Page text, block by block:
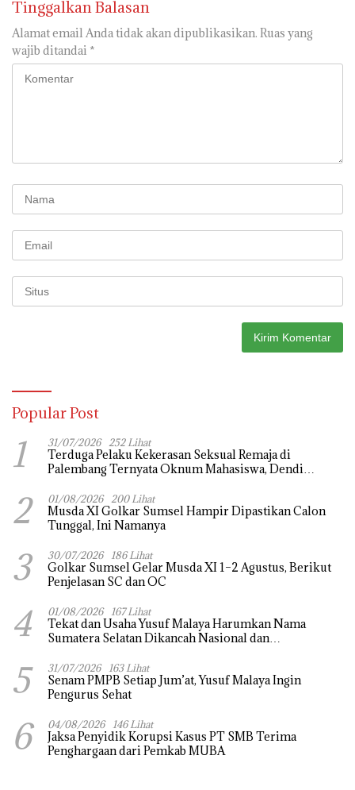
Tinggalkan Balasan
Alamat email Anda tidak akan dipublikasikan. Ruas yang
wajib ditandai *
Popular Post
1 31/07/2026 252 Lihat
Terduga Pelaku Kekerasan Seksual Remaja di
Palembang Ternyata Oknum Mahasiswa, Dendi
2 01/08/2026 200 Lihat
Musda XI Golkar Sumsel Hampir Dipastikan Calon
Tunggal, Ini Namanya
3 30/07/2026 186 Lihat
Golkar Sumsel Gelar Musda XI 1–2 Agustus, Berikut
Penjelasan SC dan OC
4 01/08/2026 167 Lihat
Tekat dan Usaha Yusuf Malaya Harumkan Nama
Sumatera Selatan Dikancah Nasional dan
5 31/07/2026 163 Lihat
Senam PMPB Setiap Jum’at, Yusuf Malaya Ingin
Pengurus Sehat
6 04/08/2026 146 Lihat
Jaksa Penyidik Korupsi Kasus PT SMB Terima
Penghargaan dari Pemkab MUBA